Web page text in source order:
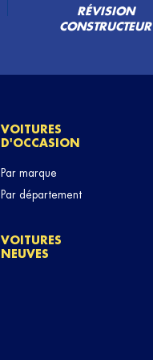
RÉVISION
CONSTRUCTEUR
VOITURES
D'OCCASION
Par marque
Par département
VOITURES
NEUVES